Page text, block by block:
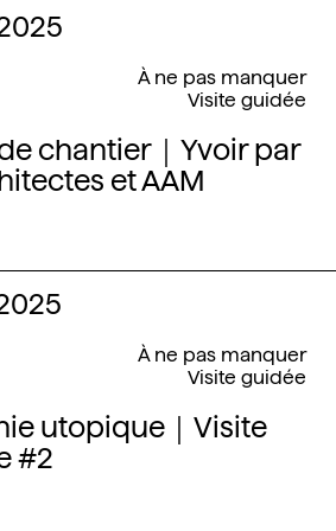
chantier｜Yvoir par
et AAM
À ne pas manquer
Visite guidée
utopique｜Visite
#2
À ne pas manquer
Visite guidée